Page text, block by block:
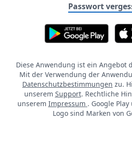
Passwort
Diese Anwendung ist ein Angebot
Mit der Verwendung der
Datenschutzbestimmungen zu.
unserem Support. Rechtliche
unserem Impressum . Google
Logo sind Marken von